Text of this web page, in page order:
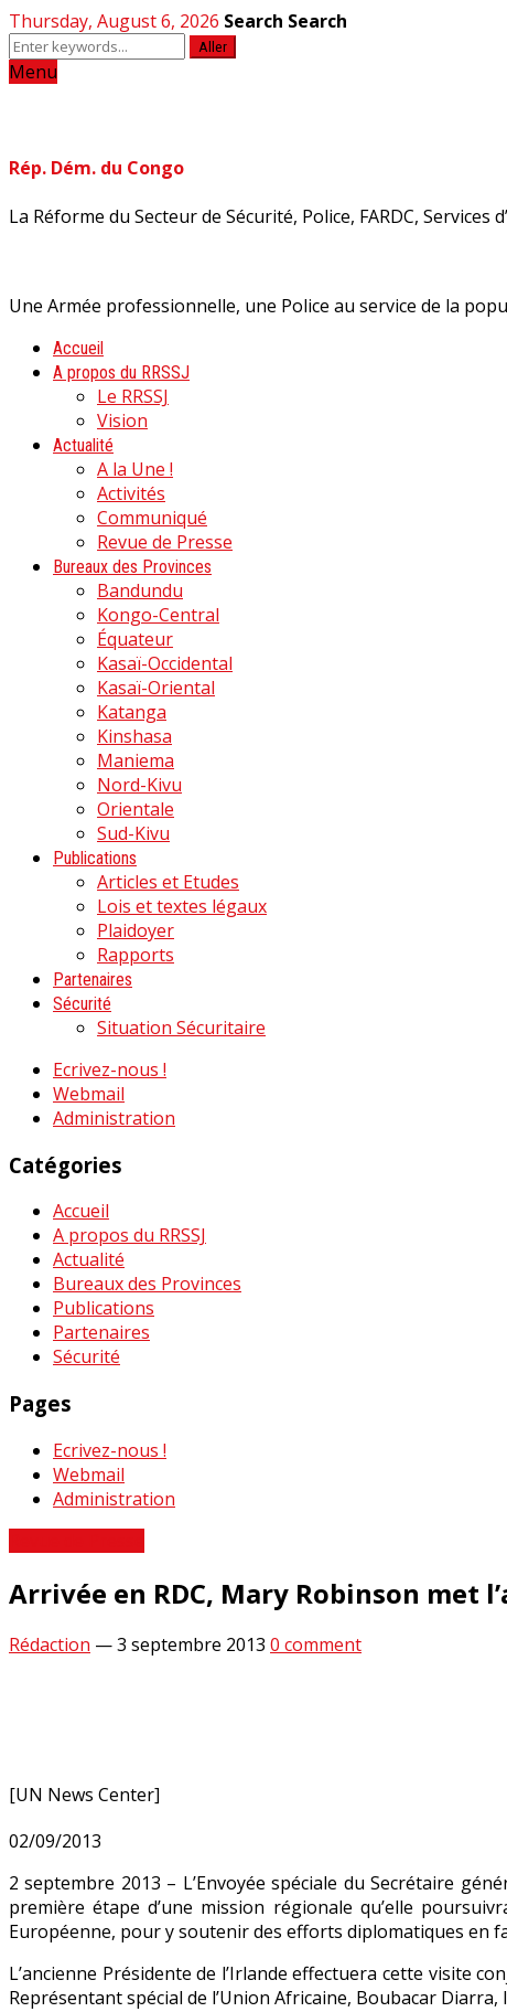
Thursday, August 6, 2026 Search Search
Aller
Menu
Rép. Dém. du Congo
La Réforme du Secteur de Sécurité, Police, FARDC, Services
Une Armée professionnelle, une Police au service de la
Accueil
A propos du RRSSJ
Le RRSSJ
Vision
Actualité
A la Une !
Activités
Communiqué
Revue de Presse
Bureaux des Provinces
Bandundu
Kongo-Central
Équateur
Kasaï-Occidental
Kasaï-Oriental
Katanga
Kinshasa
Maniema
Nord-Kivu
Orientale
Sud-Kivu
Publications
Articles et Etudes
Lois et textes légaux
Plaidoyer
Rapports
Partenaires
Sécurité
Situation Sécuritaire
Ecrivez-nous !
Webmail
Administration
Catégories
Accueil
A propos du RRSSJ
Actualité
Bureaux des Provinces
Publications
Partenaires
Sécurité
Pages
Ecrivez-nous !
Webmail
Administration
Arrivée en RDC, Mary Robinson met
Rédaction —3 septembre 2013 0 comment
[UN News Center]
02/09/2013
2 septembre 2013 – L’Envoyée spéciale du Secrétaire
première étape d’une mission régionale qu’elle
Européenne, pour y soutenir des efforts diplomatiques en
L’ancienne Présidente de l’Irlande effectuera cette visite
Représentant spécial de l’Union Africaine, Boubacar